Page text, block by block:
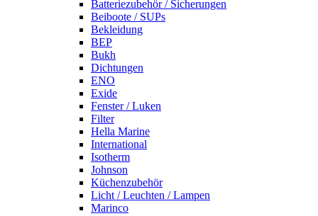
Batteriezubehör / Sicherungen
Beiboote / SUPs
Bekleidung
BEP
Bukh
Dichtungen
ENO
Exide
Fenster / Luken
Filter
Hella Marine
International
Isotherm
Johnson
Küchenzubehör
Licht / Leuchten / Lampen
Marinco